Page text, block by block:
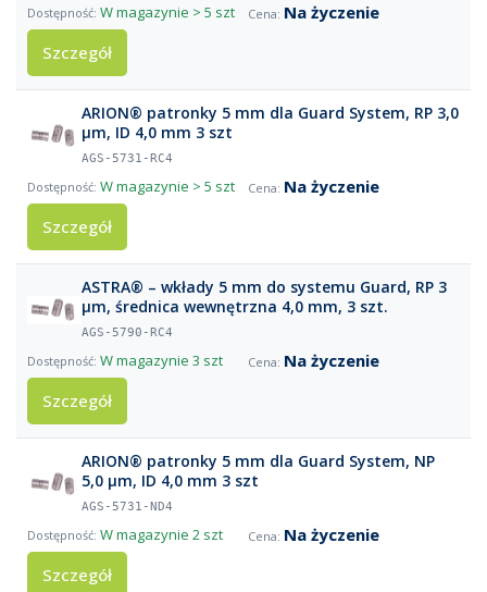
W magazynie > 5 szt
Na życzenie
Szczegół
ARION® patronky 5 mm dla Guard System, RP 3,0
µm, ID 4,0 mm 3 szt
AGS-5731-RC4
W magazynie > 5 szt
Na życzenie
Szczegół
ASTRA® – wkłady 5 mm do systemu Guard, RP 3
µm, średnica wewnętrzna 4,0 mm, 3 szt.
AGS-5790-RC4
W magazynie 3 szt
Na życzenie
Szczegół
ARION® patronky 5 mm dla Guard System, NP
5,0 µm, ID 4,0 mm 3 szt
AGS-5731-ND4
W magazynie 2 szt
Na życzenie
Szczegół